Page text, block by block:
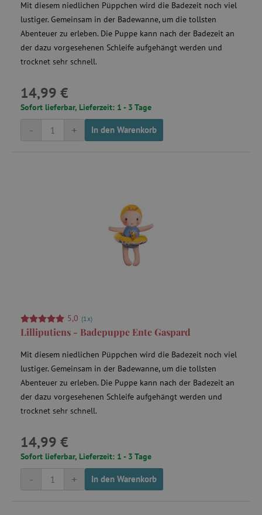
Mit diesem niedlichen Püppchen wird die Badezeit noch viel
lustiger. Gemeinsam in der Badewanne, um die tollsten
Abenteuer zu erleben. Die Puppe kann nach der Badezeit an
der dazu vorgesehenen Schleife aufgehängt werden und
trocknet sehr schnell.
14,99 €
Sofort lieferbar, Lieferzeit: 1 - 3 Tage
+
- In den Warenkorb
5,0 (1x)
Lilliputiens - Badepuppe Ente Gaspard
Mit diesem niedlichen Püppchen wird die Badezeit noch viel
lustiger. Gemeinsam in der Badewanne, um die tollsten
Abenteuer zu erleben. Die Puppe kann nach der Badezeit an
der dazu vorgesehenen Schleife aufgehängt werden und
trocknet sehr schnell.
14,99 €
Sofort lieferbar, Lieferzeit: 1 - 3 Tage
+
- In den Warenkorb